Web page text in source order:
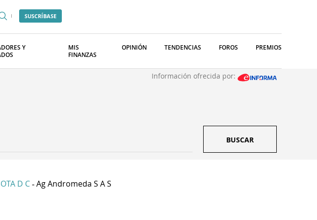
SUSCRÍBASE
Y
MIS
FINANZAS
OPINIÓN TENDENCIAS FOROS PREMIOS
Información ofrecida por:
BUSCAR
D C - Ag Andromeda S A S